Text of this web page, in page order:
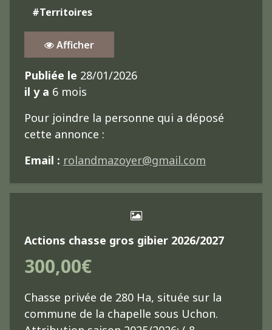
#Territoires
Afficher
Publiée le 28/01/2026
il y a 6 mois
Pour joindre la personne qui a déposé
cette annonce :
Email : rolandmazoyer@gmail.com
Actions chasse gros gibier 2026/2027
300,00€
Chasse privée de 280 Ha, située sur la
commune de la chapelle sous Uchon.